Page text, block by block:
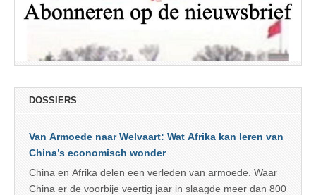
DOSSIERS
Van Armoede naar Welvaart: Wat Afrika kan leren van
China’s economisch wonder
China en Afrika delen een verleden van armoede. Waar
China er de voorbije veertig jaar in slaagde meer dan 800